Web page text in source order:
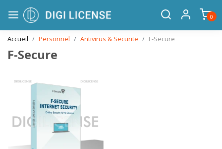
0
Accueil Personnel Antivirus & Securite F-Secure
F-Secure